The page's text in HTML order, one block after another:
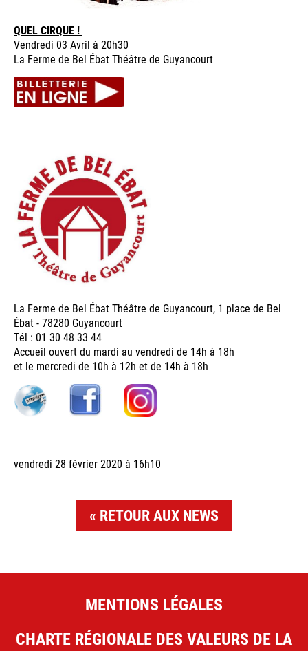
QUEL CIRQUE !
Vendredi 03 Avril à 20h30
La Ferme de Bel Ébat Théâtre de Guyancourt
La Ferme de Bel Ébat Théâtre de Guyancourt, 1 place de Bel
Ébat - 78280 Guyancourt
Tél : 01 30 48 33 44
Accueil ouvert du mardi au vendredi de 14h à 18h
et le mercredi de 10h à 12h et de 14h à 18h
vendredi 28 février 2020 à 16h10
RETOUR AUX NEWS
MENTIONS LÉGALES
CHARTE RÉGIONALE DES VALEURS DE LA